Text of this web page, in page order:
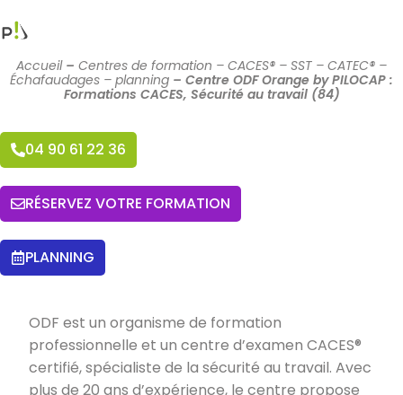
Accueil– Centres de formation – CACES® – SST – CATEC® –
Échafaudages – planning – Centre ODF Orange by PILOCAP :
Formations CACES, Sécurité au travail (84)
04 90 61 22 36
RÉSERVEZ VOTRE FORMATION
PLANNING
ODF est un organisme de formation
professionnelle et un centre d’examen CACES®
certifié, spécialiste de la sécurité au travail. Avec
plus de 20 ans d’expérience, le centre propose